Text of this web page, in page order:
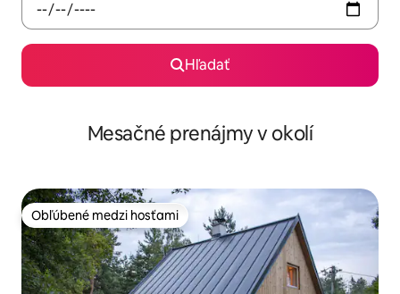
Hľadať
Mesačné prenájmy v okolí
Obľúbené medzi hosťami
Obľúbené medzi hosťami